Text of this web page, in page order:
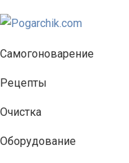
Самогоноварение
Рецепты
Очистка
Оборудование